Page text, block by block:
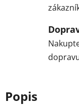
Popis